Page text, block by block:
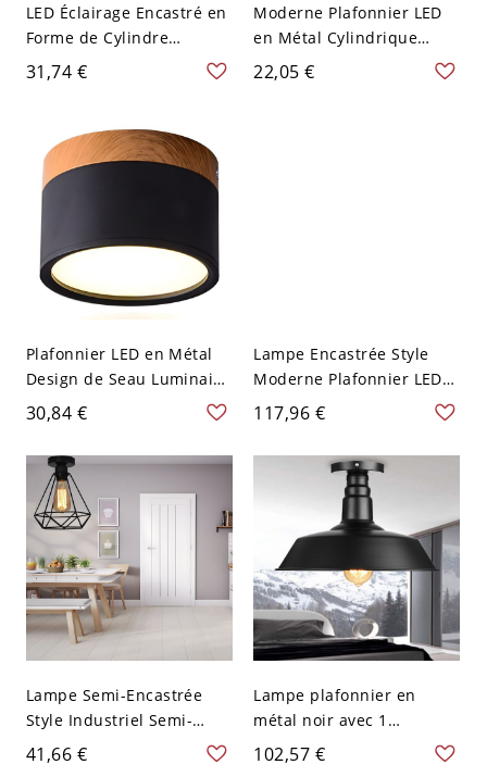
LED Éclairage Encastré en
Forme de Cylindre
Plafonnier Métallique
Style Moderne - Noir 110
31,74 €
Moderne Plafonnier LED
en Métal Cylindrique
Éclairage Encastré pour
Corridor - Noir 110 V-120
22,05 €
Plafonnier LED en Métal
Design de Seau Luminaire
Affleurant Style Macaron
Décor en Bois - Noir 110
V-120 V Blanc
30,84 €
Lampe Encastrée Style
Moderne Plafonnier LED
Linéaire Acrylique pour
Salon - Noir 110 V-120 V
59,69 cm
117,96 €
Lampe Semi-Encastrée
Style Industriel Semi-
Plafonnier à 1 Ampoule
Ampoule Nue avec Cage
41,66 €
Lampe plafonnier en
métal noir avec 1
ampoule, abat-jour de
grange de ferme de 10
102,57 €